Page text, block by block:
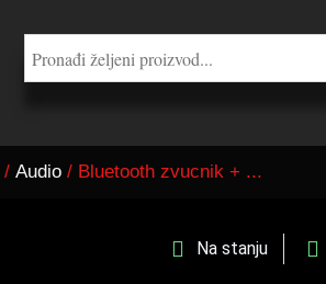
/ Audio / Bluetooth zvucnik + ...
Na stanju